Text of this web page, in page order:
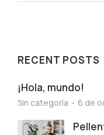
RECENT POSTS
¡Hola, mundo!
Sin categoría 6 de